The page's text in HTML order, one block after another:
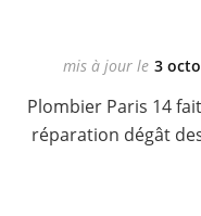
mis à jour le 3
Plombier Paris 14
réparation dégât